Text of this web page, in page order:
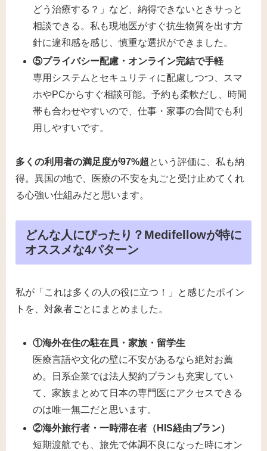
どう治療する？」など、納得できないときサっと
相談できる。私も現地医がすぐ抗生物質を出す方
針に違和感を感じ、慎重な選択ができました。
⑤プライバシー配慮・オンライン完結で手軽
専用システムとセキュリティに配慮しつつ、スマ
ホやPCからすぐ相談可能。予約も柔軟だし、時間
帯も合わせやすいので、仕事・家事の合間でも利
用しやすいです。
多くの利用者の満足度が97%超という評価に、私も納
得。異国の地で、医療の不安を丸ごと受け止めてくれ
る心強い仕組みだと思います。
どんな人にぴったり？Medifellowが特に
オススメな4パターン
私が「これは多くの人の役に立つ！」と感じたポイン
トを、対象者ごとにまとめました。
①海外在住の駐在員・家族・留学生
医療言語や文化の壁に不安があるなら絶対お薦
め。日系企業では法人契約プランも充実してい
て、家族まとめて日本の専門医にアクセスできる
のは唯一無二だと思います。
②海外旅行者・一時滞在者（HIS経由プラン）
短期渡航でも、旅先で体調不良になった時にオン